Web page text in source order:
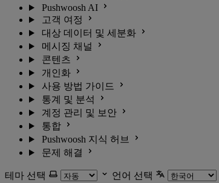
Pushwoosh AI
고객 여정
대상 데이터 및 세분화
메시징 채널
콘텐츠
개인화
사용 방법 가이드
통계 및 분석
계정 관리 및 보안
통합
Pushwoosh 지식 허브
문제 해결
테마 선택
언어 선택